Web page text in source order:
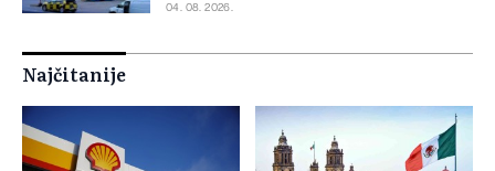
04. 08. 2026.
Najčitanije